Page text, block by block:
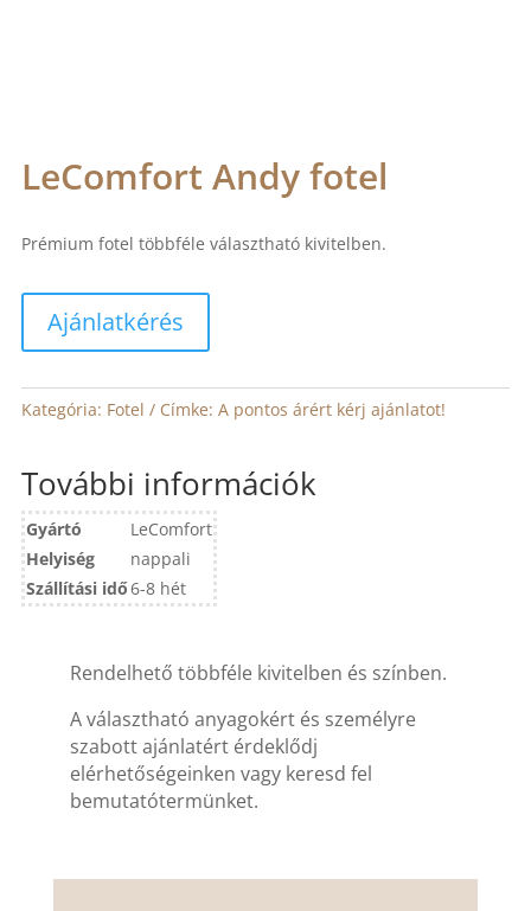
LeComfort Andy fotel
Prémium fotel többféle választható kivitelben.
Ajánlatkérés
Kategória: Fotel Címke: A pontos árért kérj ajánlatot!
További információk
Gyártó
LeComfort
Helyiség
nappali
Szállítási idő6-8 hét
Rendelhető többféle kivitelben és színben.
A választható anyagokért és személyre
szabott ajánlatért érdeklődj
elérhetőségeinken vagy keresd fel
bemutatótermünket.